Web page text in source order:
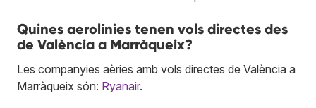
Quines aerolínies tenen vols directes des
de València a Marràqueix?
Les companyies aèries amb vols directes de València a
Marràqueix són: Ryanair.